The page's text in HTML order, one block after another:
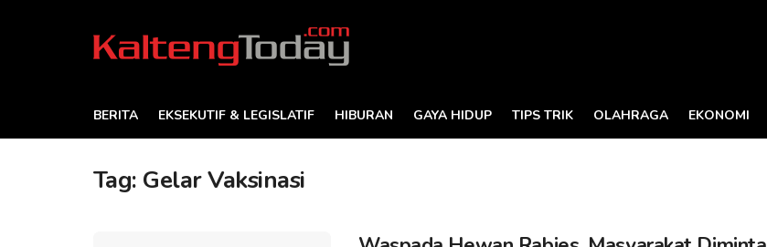
BERITA EKSEKUTIF & LEGISLATIF HIBURAN GAYA HIDUP TIPS TRIK OLAHRAGA EKONOMI
Tag: Gelar Vaksinasi